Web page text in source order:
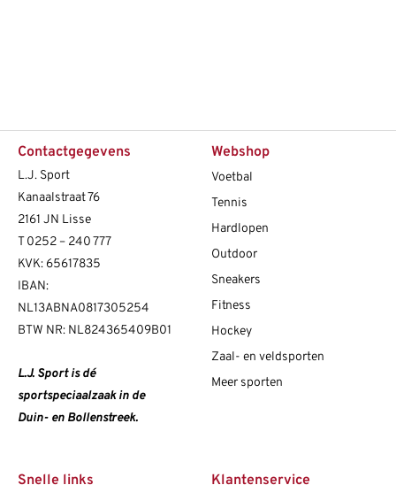
Contactgegevens
L.J. Sport
Kanaalstraat 76
2161 JN Lisse
T 0252 – 240 777
KVK: 65617835
IBAN:
NL13ABNA0817305254
BTW NR: NL824365409B01
L.J. Sport is dé
sportspeciaalzaak in de
Duin- en Bollenstreek.
Webshop
Voetbal
Tennis
Hardlopen
Outdoor
Sneakers
Fitness
Hockey
Zaal- en veldsporten
Meer sporten
Snelle links Klantenservice